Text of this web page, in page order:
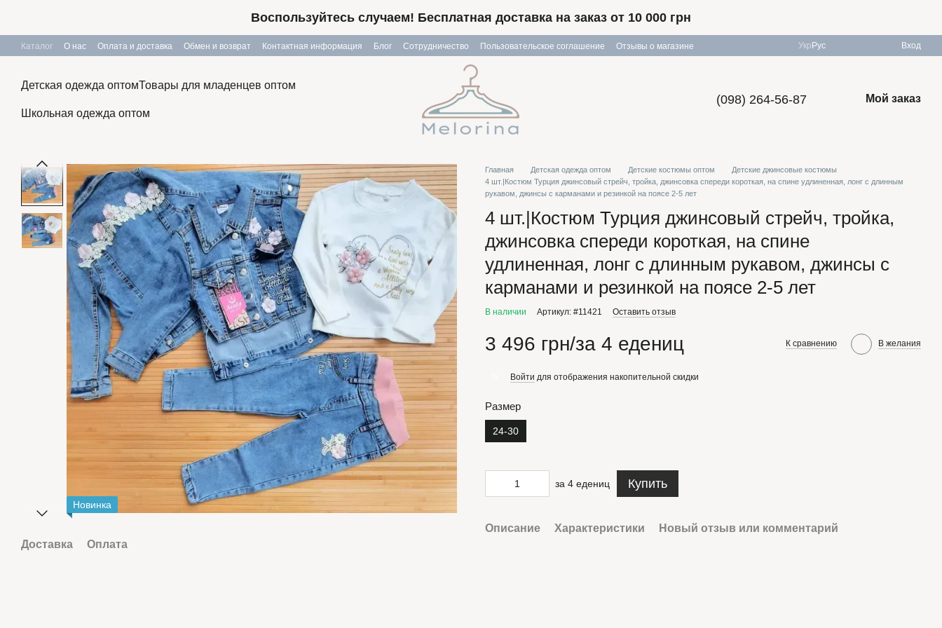
Воспользуйтесь случаем! Бесплатная доставка на заказ от 10 000 грн
Каталог О нас Оплата и доставка Обмен и возврат Контактная информация Блог Сотрудничество Пользовательское соглашение
Отзывы о магазине
Укр Рус Вход
Детская одежда оптомТовары для младенцев оптом
Школьная одежда оптом
(098) 264-56-87 Мой заказ
Новинка
Доставка Оплата
Главная Детская одежда оптом Детские костюмы оптом
Детские джинсовые костюмы
4 шт.|Костюм Турция джинсовый стрейч, тройка, джинсовка спереди короткая, на спине удлиненная, лонг с длинным
рукавом, джинсы с карманами и резинкой на поясе 2-5 лет
4 шт.|Костюм Турция джинсовый стрейч, тройка,
джинсовка спереди короткая, на спине
удлиненная, лонг с длинным рукавом, джинсы с
карманами и резинкой на поясе 2-5 лет
В наличии Артикул: #11421 Оставить отзыв
3 496 грн/за 4 едениц К сравнению В желания
Войти для отображения накопительной скидки
Размер
24-30
за 4 едениц Купить
Описание Характеристики Новый отзыв или комментарий